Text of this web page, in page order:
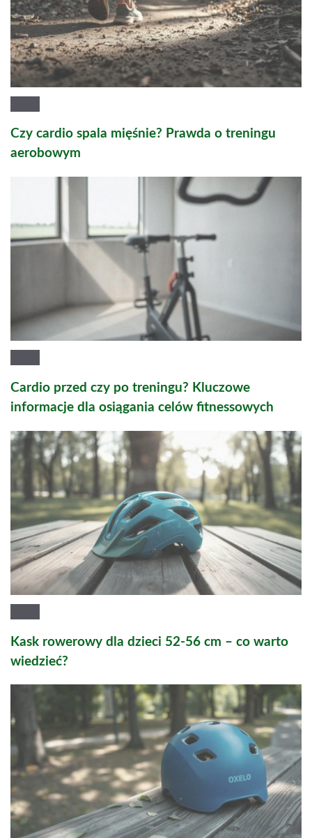
Czy cardio spala mięśnie? Prawda o treningu
aerobowym
Cardio przed czy po treningu? Kluczowe
informacje dla osiągania celów fitnessowych
Kask rowerowy dla dzieci 52-56 cm – co warto
wiedzieć?